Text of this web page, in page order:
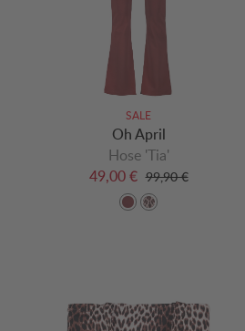
SALE
Oh April
Hose 'Tia'
49,00 € 99,90 €